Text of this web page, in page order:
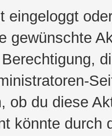
eingeloggt
gewünschte
ob du diese
könnte durch